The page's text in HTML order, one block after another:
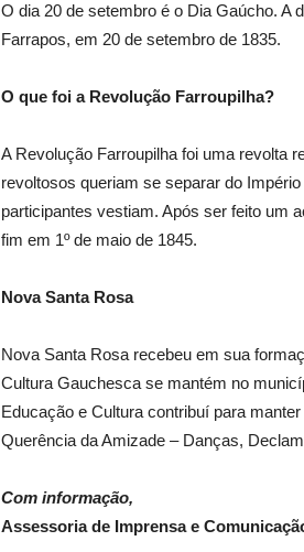
O dia 20 de setembro é o Dia Gaúcho. A
Farrapos, em 20 de setembro de 1835.
O que foi a Revolução Farroupilha?
A Revolução Farroupilha foi uma revolta
revoltosos queriam se separar do
participantes vestiam. Após ser feito um
fim em 1º de maio de 1845.
Nova Santa Rosa
Nova Santa Rosa recebeu em sua
Cultura Gauchesca se mantém no
Educação e Cultura contribuí para
Querência da Amizade – Danças,
Com informação,
Assessoria de Imprensa e